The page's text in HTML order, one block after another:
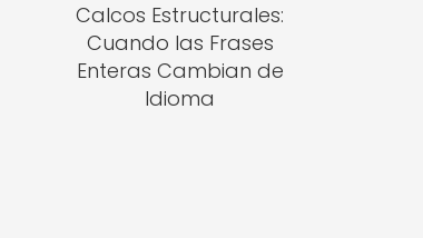
Calcos Estructurales:
Cuando las Frases
Enteras Cambian de
Idioma